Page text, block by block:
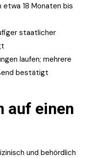
etwa 18 Monaten bis
staatlicher
laufen; mehrere
bestätigt
auf einen
und behördlich